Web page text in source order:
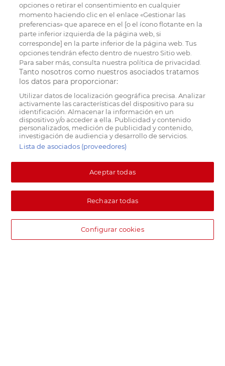
opciones o retirar el consentimiento en cualquier
momento haciendo clic en el enlace «Gestionar las
preferencias» que aparece en el [o el ícono flotante en la
parte inferior izquierda de la página web, si
corresponde] en la parte inferior de la página web. Tus
opciones tendrán efecto dentro de nuestro Sitio web.
Para saber más, consulta nuestra política de privacidad.
Tanto nosotros como nuestros asociados tratamos
los datos para proporcionar:
Utilizar datos de localización geográfica precisa. Analizar
activamente las características del dispositivo para su
identificación. Almacenar la información en un
dispositivo y/o acceder a ella. Publicidad y contenido
personalizados, medición de publicidad y contenido,
investigación de audiencia y desarrollo de servicios.
Lista de asociados (proveedores)
Aceptar todas
Rechazar todas
Configurar cookies